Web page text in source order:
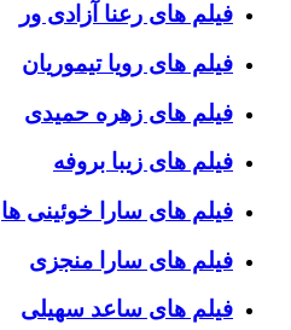
فیلم های رعنا آزادی ور
فیلم های رویا تیموریان
فیلم های زهره حمیدی
فیلم های زیبا بروفه
فیلم های سارا خوئینی ها
فیلم های سارا منجزی
فیلم های ساعد سهیلی